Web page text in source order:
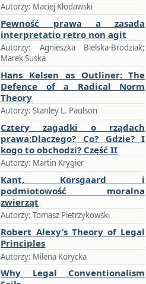
Autorzy: Maciej Kłodawski
Pewność prawa a zasada
interpretatio retro non agit
Autorzy: Agnieszka Bielska-Brodziak;
Marek Suska
Hans Kelsen as Outliner: The
Defence of a Radical Norm
Theory
Autorzy: Stanley L. Paulson
Cztery zagadki o rządach
prawa:Dlaczego? Co? Gdzie? I
kogo to obchodzi? Część II
Autorzy: Martin Krygier
Kant, Korsgaard i
podmiotowość moralna
zwierząt
Autorzy: Tomasz Pietrzykowski
Robert Alexy’s Theory of Legal
Principles
Autorzy: Milena Korycka
Why Legal Conventionalism